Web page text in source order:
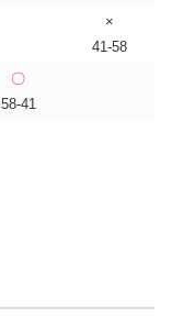
×
41-58
〇
58-41